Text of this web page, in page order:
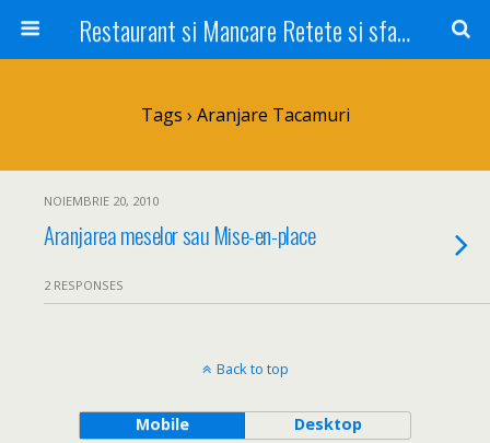
Restaurant si Mancare Retete si sfaturi Picant bun si rapid
Tags › Aranjare Tacamuri
NOIEMBRIE 20, 2010
Aranjarea meselor sau Mise-en-place
2 RESPONSES
Back to top
Mobile Desktop